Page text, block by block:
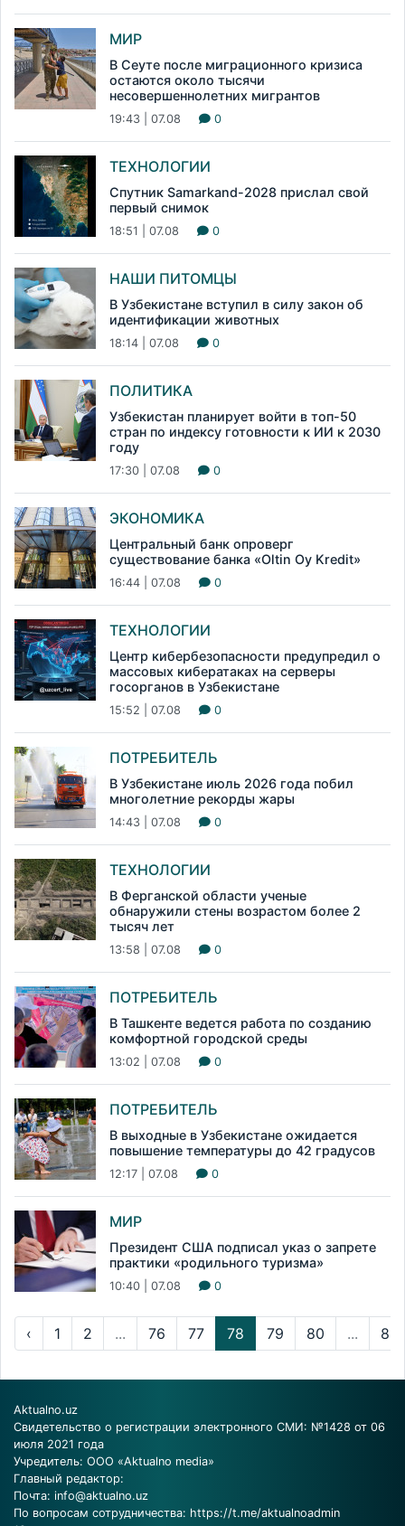
МИР
В Сеуте после миграционного кризиса
остаются около тысячи
несовершеннолетних мигрантов
19:43 | 07.08 0
ТЕХНОЛОГИИ
Спутник Samarkand-2028 прислал свой
первый снимок
18:51 | 07.08 0
НАШИ ПИТОМЦЫ
В Узбекистане вступил в силу закон об
идентификации животных
18:14 | 07.08 0
ПОЛИТИКА
Узбекистан планирует войти в топ-50
стран по индексу готовности к ИИ к 2030
году
17:30 | 07.08 0
ЭКОНОМИКА
Центральный банк опроверг
существование банка «Oltin Oy Kredit»
16:44 | 07.08 0
ТЕХНОЛОГИИ
Центр кибербезопасности предупредил о
массовых кибератаках на серверы
госорганов в Узбекистане
15:52 | 07.08 0
ПОТРЕБИТЕЛЬ
В Узбекистане июль 2026 года побил
многолетние рекорды жары
14:43 | 07.08 0
ТЕХНОЛОГИИ
В Ферганской области ученые
обнаружили стены возрастом более 2
тысяч лет
13:58 | 07.08 0
ПОТРЕБИТЕЛЬ
В Ташкенте ведется работа по созданию
комфортной городской среды
13:02 | 07.08 0
ПОТРЕБИТЕЛЬ
В выходные в Узбекистане ожидается
повышение температуры до 42 градусов
12:17 | 07.08 0
МИР
Президент США подписал указ о запрете
практики «родильного туризма»
10:40 | 07.08 0
‹ 1 2 ... 76 77 78 79 80 ... 83
Aktualno.uz
Свидетельство о регистрации электронного СМИ: №1428 от 06
июля 2021 года
Учредитель: ООО «Aktualno media»
Главный редактор:
Почта: info@aktualno.uz
По вопросам сотрудничества: https://t.me/aktualnoadmin